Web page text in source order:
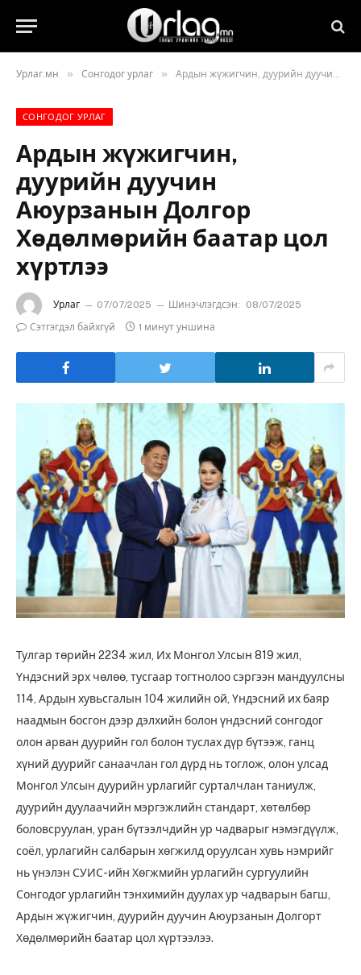
Урлаг.мн » Сонгодог урлаг » Ардын жүжигчин, дуурийн дуучин Аюурзанын Долгор Хөдөлмөрийн баатар цол хүртлээ
СОНГОДОГ УРЛАГ
Ардын жүжигчин,
дуурийн дуучин
Аюурзанын Долгор
Хөдөлмөрийн баатар цол
хүртлээ
Урлаг 07/07/2025 Шинэчлэгдсэн:
08/07/2025
Сэтгэгдэл байхгүй
1 минут уншина
Тулгар төрийн 2234 жил, Их Монгол Улсын 819 жил,
Үндэсний эрх чөлөө, тусгаар тогтнолоо сэргээн мандуулсны
114, Ардын хувьсгалын 104 жилийн ой, Үндэсний их баяр
наадмын босгон дээр дэлхийн болон үндэсний сонгодог
олон арван дуурийн гол болон туслах дүр бүтээж, ганц
хүний дуурийг санаачлан гол дүрд нь тоглож, олон улсад
Монгол Улсын дуурийн урлагийг сурталчлан таниулж,
дуурийн дуулаачийн мэргэжлийн стандарт, хөтөлбөр
боловсруулан, уран бүтээлчдийн ур чадварыг нэмэгдүүлж,
соёл, урлагийн салбарын хөгжилд оруулсан хувь нэмрийг
нь үнэлэн СУИС-ийн Хөгжмийн урлагийн сургуулийн
Сонгодог урлагийн тэнхимийн дуулах ур чадварын багш,
Ардын жүжигчин, дуурийн дуучин Аюурзанын Долгорт
Хөдөлмөрийн баатар цол хүртээлээ.